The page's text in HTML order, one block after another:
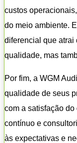
custos
do meio ambiente.
diferencial que atrai
qualidade, mas
Por fim, a WGM
qualidade de seus
com a satisfação
contínuo e
às expectativas e